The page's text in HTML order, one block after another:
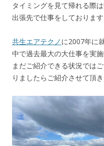
タイミングを見て帰れる際
出張先で仕事をしております
共生エアテクノ に2007年に
中で過去最大の大仕事を実施
まだご紹介できる状況では
りましたらご紹介させて頂